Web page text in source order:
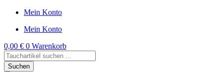
Mein Konto
Mein Konto
0,00 € 0 Warenkorb
Products
search
Suchen